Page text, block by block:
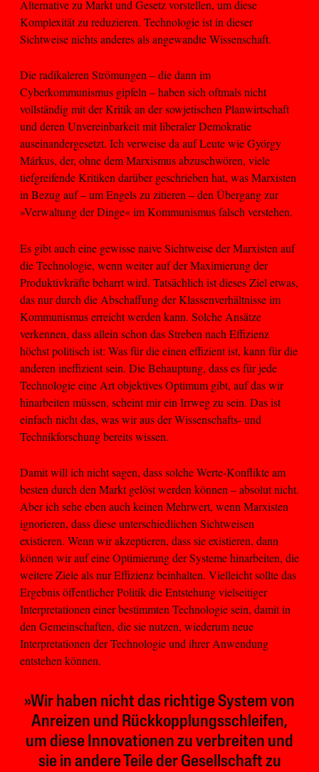
Alternative zu Markt und Gesetz vorstellen, um diese
Komplexität zu reduzieren. Technologie ist in dieser
Sichtweise nichts anderes als angewandte Wissenschaft.
Die radikaleren Strömungen – die dann im
Cyberkommunismus gipfeln – haben sich oftmals nicht
vollständig mit der Kritik an der sowjetischen Planwirtschaft
und deren Unvereinbarkeit mit liberaler Demokratie
auseinandergesetzt. Ich verweise da auf Leute wie György
Márkus, der, ohne dem Marxismus abzuschwören, viele
tiefgreifende Kritiken darüber geschrieben hat, was Marxisten
in Bezug auf – um Engels zu zitieren – den Übergang zur
»Verwaltung der Dinge« im Kommunismus falsch verstehen.
Es gibt auch eine gewisse naive Sichtweise der Marxisten auf
die Technologie, wenn weiter auf der Maximierung der
Produktivkräfte beharrt wird. Tatsächlich ist dieses Ziel etwas,
das nur durch die Abschaffung der Klassenverhältnisse im
Kommunismus erreicht werden kann. Solche Ansätze
verkennen, dass allein schon das Streben nach Effizienz
höchst politisch ist: Was für die einen effizient ist, kann für die
anderen ineffizient sein. Die Behauptung, dass es für jede
Technologie eine Art objektives Optimum gibt, auf das wir
hinarbeiten müssen, scheint mir ein Irrweg zu sein. Das ist
einfach nicht das, was wir aus der Wissenschafts- und
Technikforschung bereits wissen.
Damit will ich nicht sagen, dass solche Werte-Konflikte am
besten durch den Markt gelöst werden können – absolut nicht.
Aber ich sehe eben auch keinen Mehrwert, wenn Marxisten
ignorieren, dass diese unterschiedlichen Sichtweisen
existieren. Wenn wir akzeptieren, dass sie existieren, dann
können wir auf eine Optimierung der Systeme hinarbeiten, die
weitere Ziele als nur Effizienz beinhalten. Vielleicht sollte das
Ergebnis öffentlicher Politik die Entstehung vielseitiger
Interpretationen einer bestimmten Technologie sein, damit in
den Gemeinschaften, die sie nutzen, wiederum neue
Interpretationen der Technologie und ihrer Anwendung
entstehen können.
»Wir haben nicht das richtige System von
Anreizen und Rückkopplungsschleifen,
um diese Innovationen zu verbreiten und
sie in andere Teile der Gesellschaft zu